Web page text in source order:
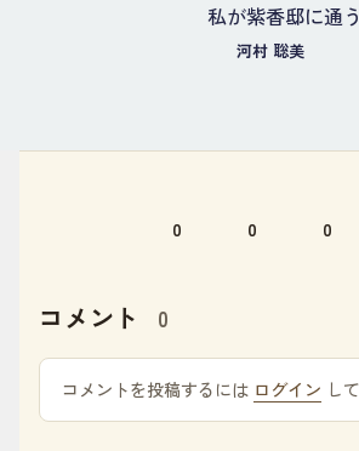
私が紫香邸に通
河村 聡美
0 0 0
コメント 0
コメントを投稿するには ログイン し